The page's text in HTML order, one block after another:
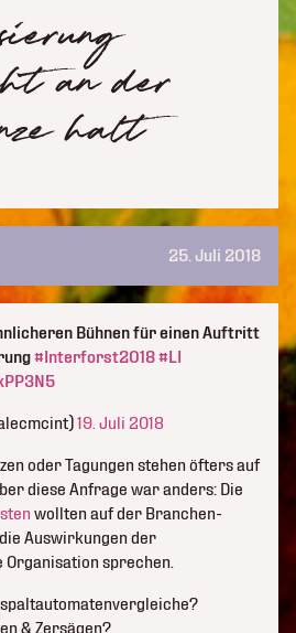
an der
halt
25. Juli 2018
Bühnen für einen Auftritt
#Interforst2018#LI
19. Juli 2018
oder Tagungen stehen öfters auf
diese Anfrage war anders: Die
wollten auf der Branchen-
Auswirkungen der
sprechen.
& Zersägen?